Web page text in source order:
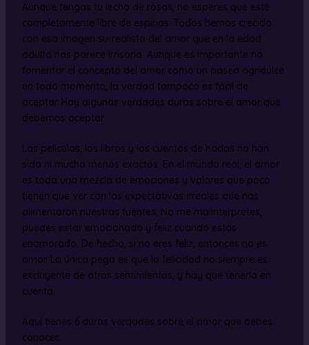
Aunque tengas tu lecho de rosas, no esperes que esté
completamente libre de espinas. Todos hemos crecido
con esa imagen surrealista del amor que en la edad
adulta nos parece irrisoria. Aunque es importante no
fomentar el concepto del amor como un paseo agridulce
en todo momento, la verdad tampoco es fácil de
aceptar. Hay algunas verdades duras sobre el amor que
debemos aceptar.
Las películas, los libros y los cuentos de hadas no han
sido ni mucho menos exactos. En el mundo real, el amor
es toda una mezcla de emociones y valores que poco
tienen que ver con las expectativas irreales que nos
alimentaron nuestras fuentes. No me malinterpretes,
puedes estar emocionado y feliz cuando estás
enamorado. De hecho, si no eres feliz, entonces no es
amor. La única pega es que la felicidad no siempre es
excluyente de otros sentimientos, y hay que tenerlo en
cuenta.
Aquí tienes 6 duras verdades sobre el amor que debes
conocer.